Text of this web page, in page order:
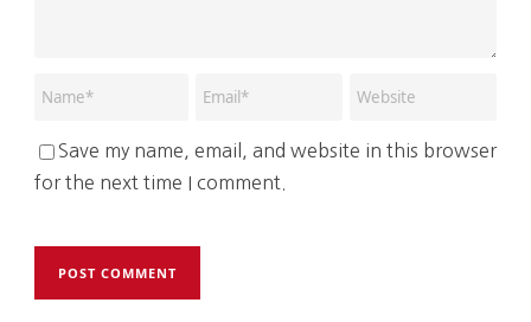
Save my name, email, and website in this browser
for the next time I comment.